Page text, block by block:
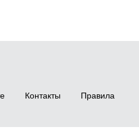
Контакты Правила